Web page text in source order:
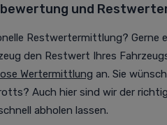
und
Restwertermittlung? Gerne
den Restwert Ihres
Wertermittlung an. Sie
Auch hier sind wir der
abholen lassen.